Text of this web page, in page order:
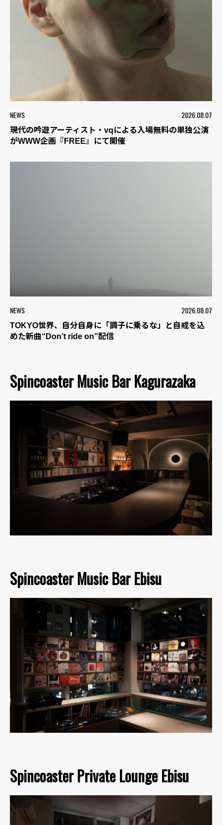
NEWS 2026.08.07
現代の吟遊アーティスト・vqによる入場無料の単独公演
がWWW企画『FREE』にて開催
NEWS 2026.08.07
TOKYO世界、自分自身に「調子に乗るな」と自戒を込
めた新曲“Don’t ride on”配信
Spincoaster Music Bar Kagurazaka
Spincoaster Music Bar Ebisu
Spincoaster Private Lounge Ebisu